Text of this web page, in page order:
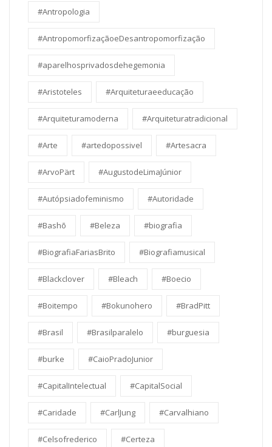
#Antropologia
#AntropomorfizaçãoeDesantropomorfização
#aparelhosprivadosdehegemonia
#Aristoteles #Arquiteturaeeducação
#Arquiteturamoderna #Arquiteturatradicional
#Arte #artedopossivel #Artesacra
#ArvoPärt #AugustodeLimaJúnior
#Autópsiadofeminismo #Autoridade
#Bashō #Beleza #biografia
#BiografiaFariasBrito #Biografiamusical
#Blackclover #Bleach #Boecio
#Boitempo #Bokunohero #BradPitt
#Brasil #Brasilparalelo #burguesia
#burke #CaioPradoJunior
#CapitalIntelectual #CapitalSocial
#Caridade #CarlJung #Carvalhiano
#Celsofrederico #Certeza